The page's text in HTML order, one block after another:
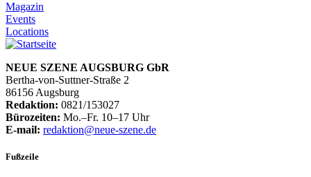
Magazin
Events
Locations
NEUE SZENE AUGSBURG GbR
Bertha-von-Suttner-Straße 2
86156 Augsburg
Redaktion: 0821/153027
Bürozeiten: Mo.–Fr. 10–17 Uhr
E-mail: redaktion@neue-szene.de
Fußzeile